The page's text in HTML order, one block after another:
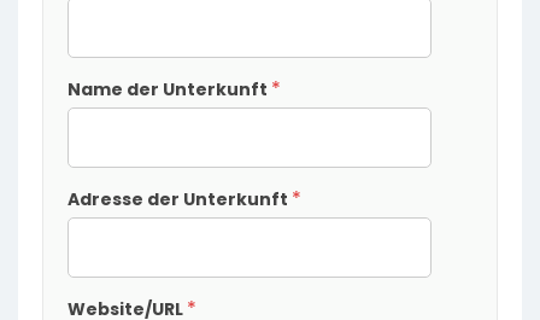
Name der Unterkunft *
Adresse der Unterkunft *
Website/URL *